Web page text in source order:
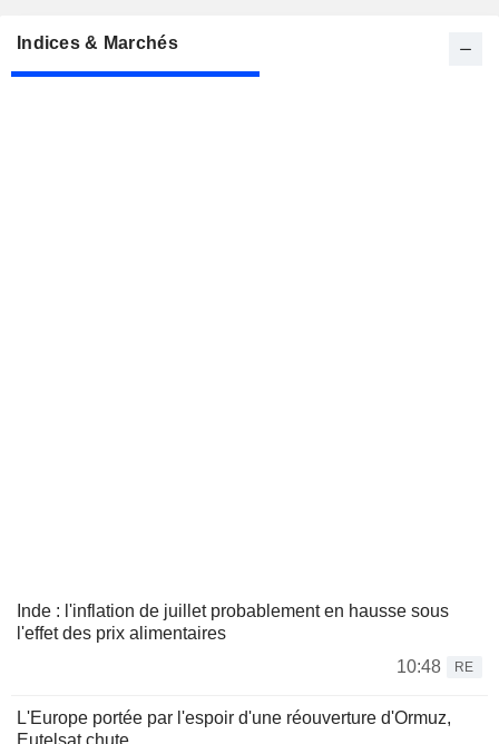
Indices & Marchés
Inde : l'inflation de juillet probablement en hausse sous
l'effet des prix alimentaires
10:48
RE
L'Europe portée par l'espoir d'une réouverture d'Ormuz,